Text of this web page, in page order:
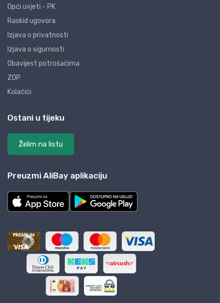
Opći uvjeti - PK
Raskid ugovora
Izjava o privatnosti
Izjava o sigurnosti
Obavijest potrošačima
ZOP
Kolačići
Ostani u tijeku
Želim na listu
Preuzmi AliBay aplikaciju